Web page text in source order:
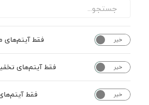
خیر فقط آیتم‌های
خیر فقط آیتم‌های
خیر فقط